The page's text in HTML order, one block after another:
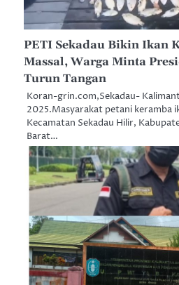
PETI Sekadau Bikin Ikan
Massal, Warga Minta
Turun Tangan
Koran-grin.com,Sekadau-
2025.Masyarakat petani keramba
Kecamatan Sekadau Hilir,
Barat…